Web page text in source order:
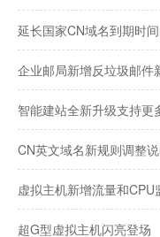
延长国家CN域名到期时
企业邮局新增反垃圾邮件
智能建站全新升级支持更
CN英文域名新规则调整
虚拟主机新增流量和CPU
超G型虚拟主机闪亮登场